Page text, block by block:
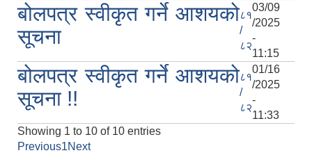
बोलपत्र स्वीकृत गर्ने आशयको
सूचना
८१
/
८२
03/09
/2025
-
11:15
बोलपत्र स्वीकृत गर्ने आशयको
सूचना !!
८१
/
८२
01/16
/2025
-
11:33
Showing 1 to 10 of 10 entries
Previous1Next